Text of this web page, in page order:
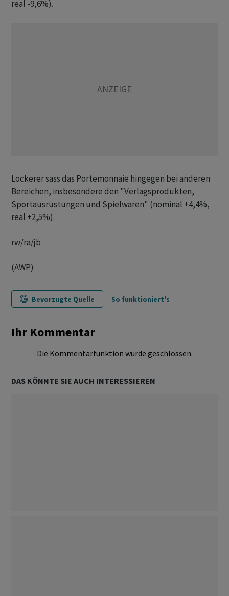
real -9,6%).
Lockerer sass das Portemonnaie hingegen bei anderen
Bereichen, insbesondere den "Verlagsprodukten,
Sportausrüstungen und Spielwaren" (nominal +4,4%,
real +2,5%).
rw/ra/jb
(AWP)
Bevorzugte Quelle So funktioniert's
Ihr Kommentar
Die Kommentarfunktion wurde geschlossen.
DAS KÖNNTE SIE AUCH INTERESSIEREN